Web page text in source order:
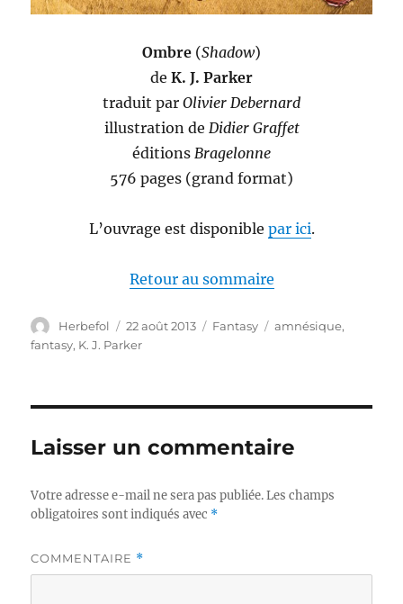
Ombre (Shadow)
de K. J. Parker
traduit par Olivier Debernard
illustration de Didier Graffet
éditions Bragelonne
576 pages (grand format)
L’ouvrage est disponible par ici.
Retour au sommaire
Auteur
Herbefol
Publié
le
22 août 2013 Catégories
Fantasy Étiquettes
amnésique,
fantasy, K. J. Parker
Laisser un commentaire
Votre adresse e-mail ne sera pas publiée. Les champs
obligatoires sont indiqués avec *
COMMENTAIRE *